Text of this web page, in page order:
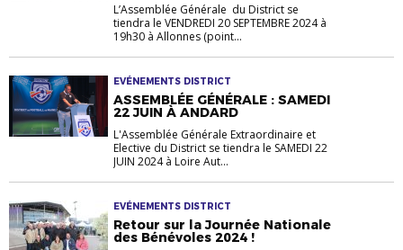
L’Assemblée Générale du District se
tiendra le VENDREDI 20 SEPTEMBRE 2024 à
19h30 à Allonnes (point...
EVÉNEMENTS DISTRICT
ASSEMBLÉE GÉNÉRALE : SAMEDI
22 JUIN À ANDARD
L'Assemblée Générale Extraordinaire et
Elective du District se tiendra le SAMEDI 22
JUIN 2024 à Loire Aut...
EVÉNEMENTS DISTRICT
Retour sur la Journée Nationale
des Bénévoles 2024 !